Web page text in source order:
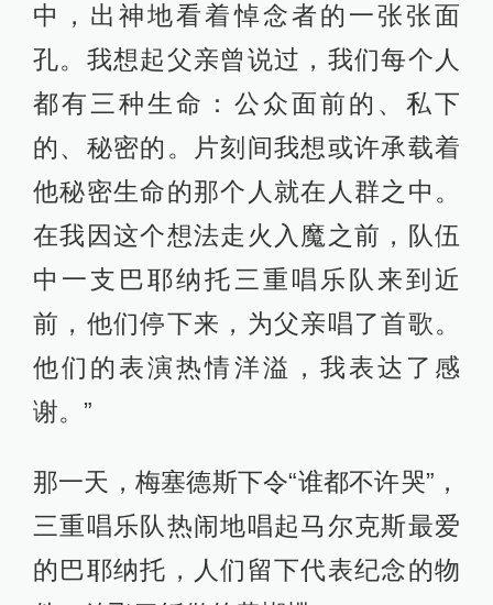
中，出神地看着悼念者的一张张面
孔。我想起父亲曾说过，我们每个人
都有三种生命：公众面前的、私下
的、秘密的。片刻间我想或许承载着
他秘密生命的那个人就在人群之中。
在我因这个想法走火入魔之前，队伍
中一支巴耶纳托三重唱乐队来到近
前，他们停下来，为父亲唱了首歌。
他们的表演热情洋溢，我表达了感
谢。”
那一天，梅塞德斯下令“谁都不许哭”，
三重唱乐队热闹地唱起马尔克斯最爱
的巴耶纳托，人们留下代表纪念的物